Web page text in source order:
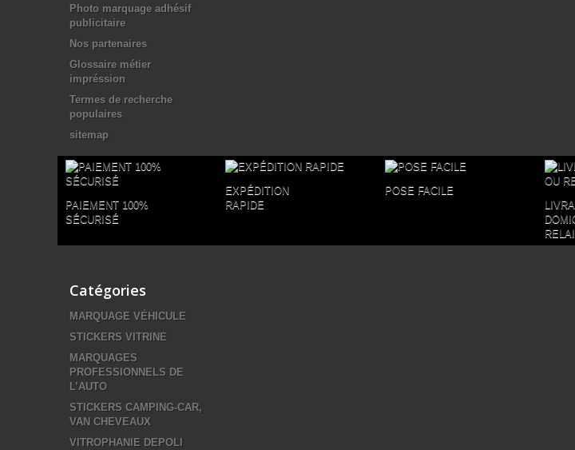
Photo marquage adhésif
publicitaire
Nos partenaires
Glossaire métier
impréssion
Termes de recherche
populaires
sitemap
PAIEMENT 100%
SÉCURISÉ
EXPÉDITION
RAPIDE
POSE FACILE
Catégories
MARQUAGE VÉHICULE
STICKERS VITRINE
MARQUAGES
PROFESSIONNELS DE
L’AUTO
STICKERS CAMPING-CAR,
VAN CHEVEAUX
VITROPHANIE DEPOLI